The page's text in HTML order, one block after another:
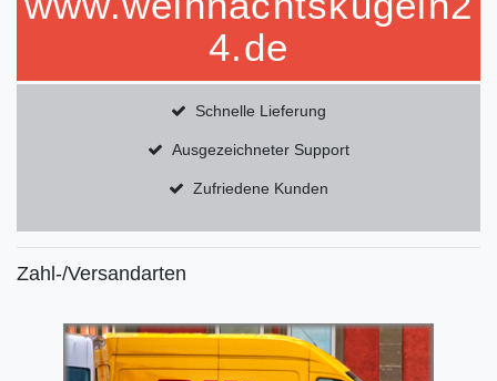
4.de
Schnelle Lieferung
Ausgezeichneter Support
Zufriedene Kunden
Zahl-/Versandarten